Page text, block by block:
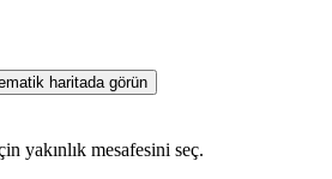
haritada görün
yakınlık mesafesini seç.